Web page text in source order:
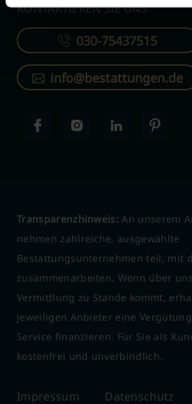
KONTAKTIEREN SIE UNS
030-75437515
info@bestattungen.de
Transparenzhinweis: An unserem
nehmen zahlreiche, ausgewählte
Bestattungsunternehmen teil, mit
zusammenarbeiten. Wenn über
Vermittlung zu Stande kommt,
jeweiligen Anbieter eine
Service finanzieren. Für Sie als
kostenfrei und unverbindlich.
Impressum Datenschutz